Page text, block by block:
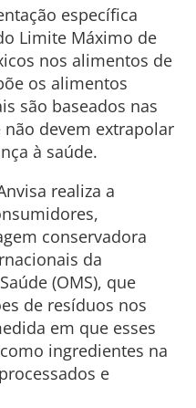
específica
Limite Máximo de
nos alimentos de
os alimentos
são baseados nas
não devem extrapolar
à saúde.
realiza a
conservadora
da
(OMS), que
de resíduos nos
em que esses
ingredientes na
e